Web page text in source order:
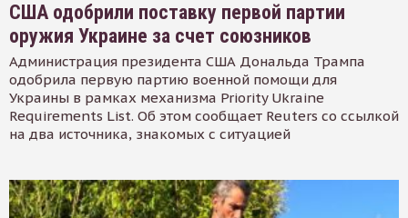
США одобрили поставку первой партии
оружия Украине за счет союзников
Администрация президента США Дональда Трампа
одобрила первую партию военной помощи для
Украины в рамках механизма Priority Ukraine
Requirements List. Об этом сообщает Reuters со ссылкой
на два источника, знакомых с ситуацией